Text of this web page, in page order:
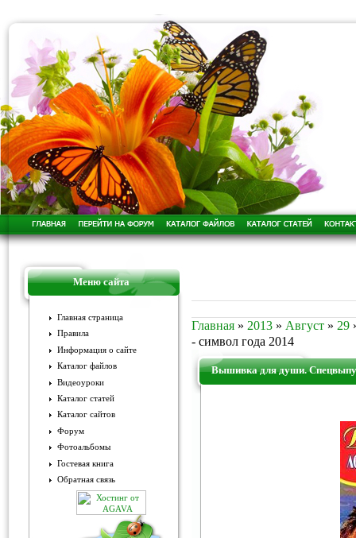
Меню сайта
Главная страница
Правила
Информация о сайте
Каталог файлов
Видеоуроки
Каталог статей
Каталог сайтов
Форум
Фотоальбомы
Гостевая книга
Обратная связь
Главная » 2013 » Август » 29
- символ года 2014
Вышивка для души.